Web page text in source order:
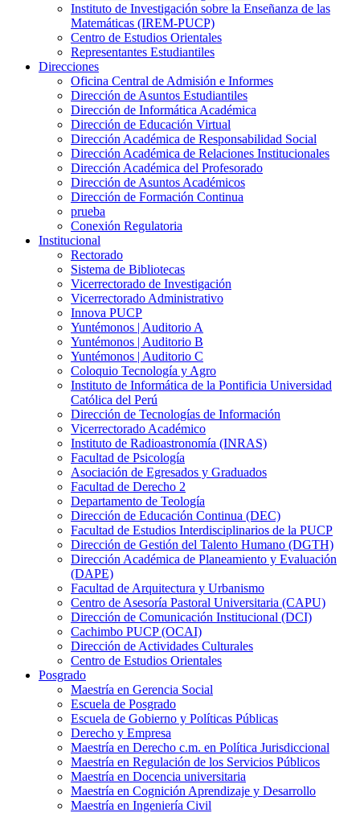
Instituto de Investigación sobre la Enseñanza de las
Matemáticas (IREM-PUCP)
Centro de Estudios Orientales
Representantes Estudiantiles
Direcciones
Oficina Central de Admisión e Informes
Dirección de Asuntos Estudiantiles
Dirección de Informática Académica
Dirección de Educación Virtual
Dirección Académica de Responsabilidad Social
Dirección Académica de Relaciones Institucionales
Dirección Académica del Profesorado
Dirección de Asuntos Académicos
Dirección de Formación Continua
prueba
Conexión Regulatoria
Institucional
Rectorado
Sistema de Bibliotecas
Vicerrectorado de Investigación
Vicerrectorado Administrativo
Innova PUCP
Yuntémonos | Auditorio A
Yuntémonos | Auditorio B
Yuntémonos | Auditorio C
Coloquio Tecnología y Agro
Instituto de Informática de la Pontificia Universidad
Católica del Perú
Dirección de Tecnologías de Información
Vicerrectorado Académico
Instituto de Radioastronomía (INRAS)
Facultad de Psicología
Asociación de Egresados y Graduados
Facultad de Derecho 2
Departamento de Teología
Dirección de Educación Continua (DEC)
Facultad de Estudios Interdisciplinarios de la PUCP
Dirección de Gestión del Talento Humano (DGTH)
Dirección Académica de Planeamiento y Evaluación
(DAPE)
Facultad de Arquitectura y Urbanismo
Centro de Asesoría Pastoral Universitaria (CAPU)
Dirección de Comunicación Institucional (DCI)
Cachimbo PUCP (OCAI)
Dirección de Actividades Culturales
Centro de Estudios Orientales
Posgrado
Maestría en Gerencia Social
Escuela de Posgrado
Escuela de Gobierno y Políticas Públicas
Derecho y Empresa
Maestría en Derecho c.m. en Política Jurisdiccional
Maestría en Regulación de los Servicios Públicos
Maestría en Docencia universitaria
Maestría en Cognición Aprendizaje y Desarrollo
Maestría en Ingeniería Civil